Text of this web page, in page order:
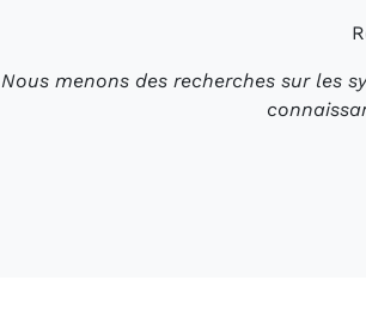
Nous menons des recherches sur les